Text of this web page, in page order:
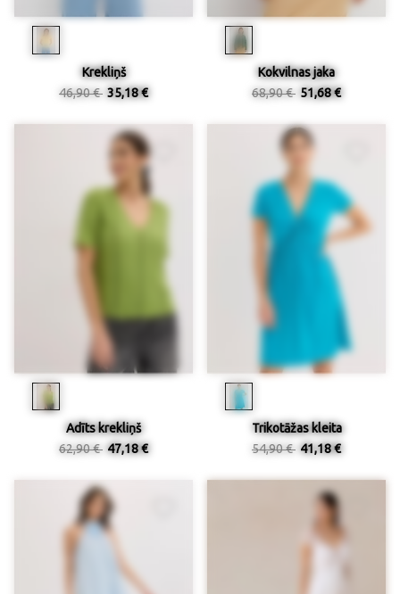
Krekliņš
46,90 € 35,18 €
Kokvilnas jaka
68,90 € 51,68 €
Adīts krekliņš
62,90 € 47,18 €
Trikotāžas kleita
54,90 € 41,18 €